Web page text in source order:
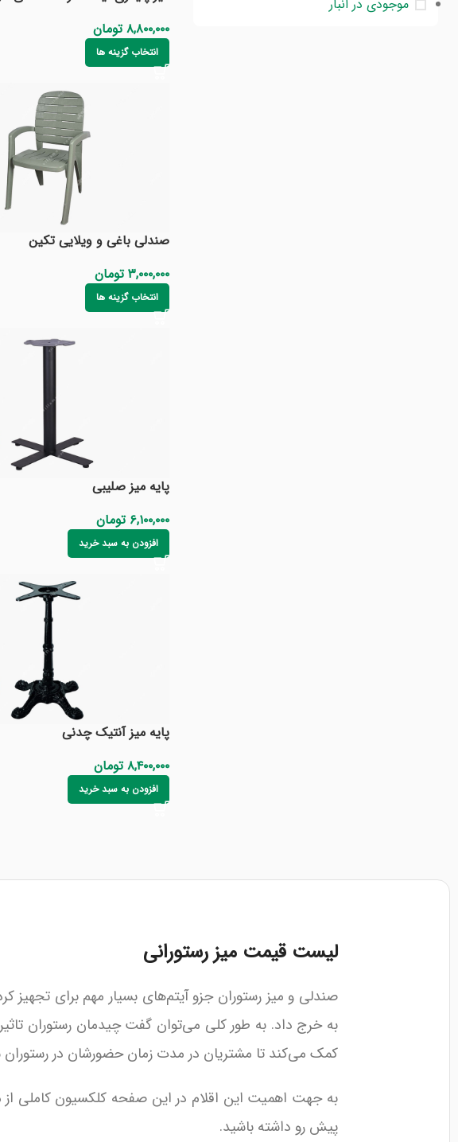
موجودی در انبار
۸,۸۰۰,۰۰۰ تومان
انتخاب گزینه ها
صندلی باغی و ویلایی تکین
۳,۰۰۰,۰۰۰ تومان
انتخاب گزینه ها
پایه میز صلیبی
۶,۱۰۰,۰۰۰ تومان
افزودن به سبد خرید
پایه میز آنتیک چدنی
۸,۴۰۰,۰۰۰ تومان
افزودن به سبد خرید
لیست قیمت میز رستورانی
صندلی و میز رستوران جزو آیتم‌های بسیار مهم برای
به خرج داد. به طور کلی می‌توان گفت چیدمان رستوران
کمک می‌کند تا مشتریان در مدت زمان حضورشان در رستوران
به جهت اهمیت این اقلام در این صفحه کلکسیون کاملی از
پیش رو داشته باشید.